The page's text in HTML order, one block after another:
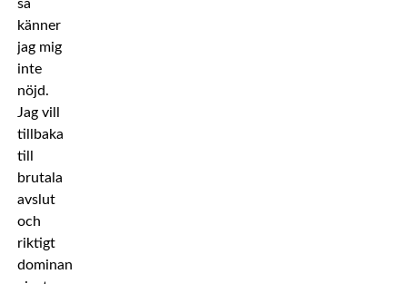
så
känner
jag mig
inte
nöjd.
Jag vill
tillbaka
till
brutala
avslut
och
riktigt
dominanta